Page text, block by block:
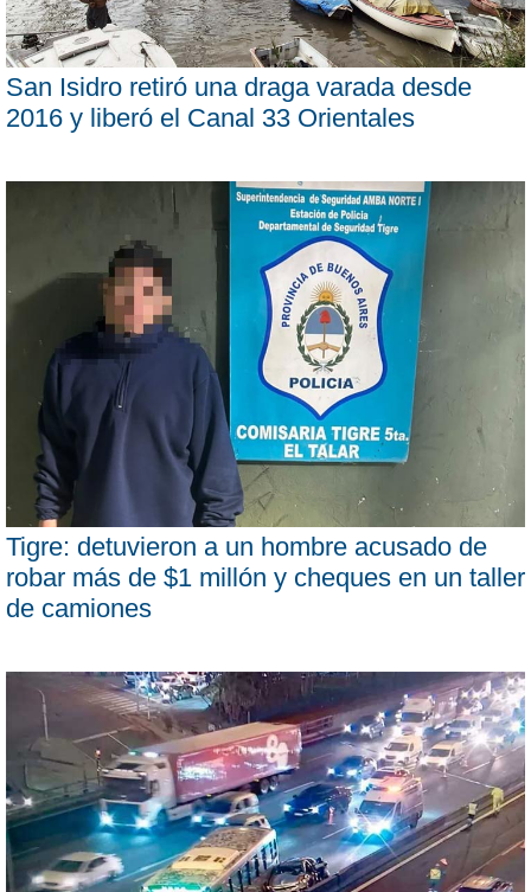
San Isidro retiró una draga varada desde
2016 y liberó el Canal 33 Orientales
Tigre: detuvieron a un hombre acusado de
robar más de $1 millón y cheques en un taller
de camiones